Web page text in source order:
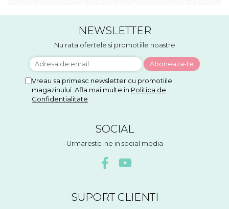
NEWSLETTER
Nu rata ofertele si promotiile noastre
Vreau sa primesc newsletter cu promotiile
magazinului. Afla mai multe in Politica de
Confidentialitate
SOCIAL
Urmareste-ne in social media
SUPORT CLIENTI